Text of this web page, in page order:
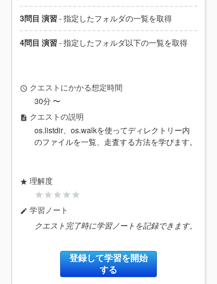
3問目 演習 - 指定したフォルダの一覧を取得
4問目 演習 - 指定したフォルダ以下の一覧を取得
access_time クエストにかかる想定時間
30分 〜
description クエストの説明
os.listdir、os.walkを使ってディレクトリー内
のファイルを一覧、走査する方法を学びます。
star 理解度
star star star star star
edit 学習ノート
クエスト完了時に学習ノートを記録できます。
登録して学習を開始
する